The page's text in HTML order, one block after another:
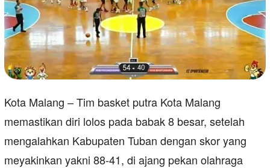
Kota Malang – Tim basket putra Kota Malang
memastikan diri lolos pada babak 8 besar, setelah
mengalahkan Kabupaten Tuban dengan skor yang
meyakinkan yakni 88-41, di ajang pekan olahraga